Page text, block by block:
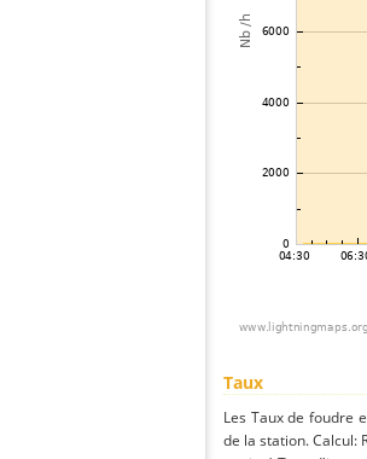
Taux
Les Taux de foudre
de la station. Calcul: